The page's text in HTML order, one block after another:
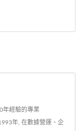
年經驗的專業
年, 在數據營運、企